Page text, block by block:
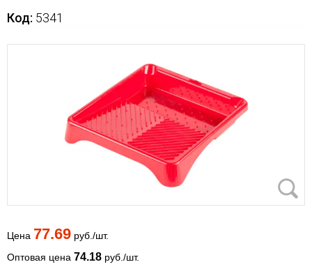
Код: 5341
Цена 77.69 руб./шт.
Оптовая цена 74.18 руб./шт.